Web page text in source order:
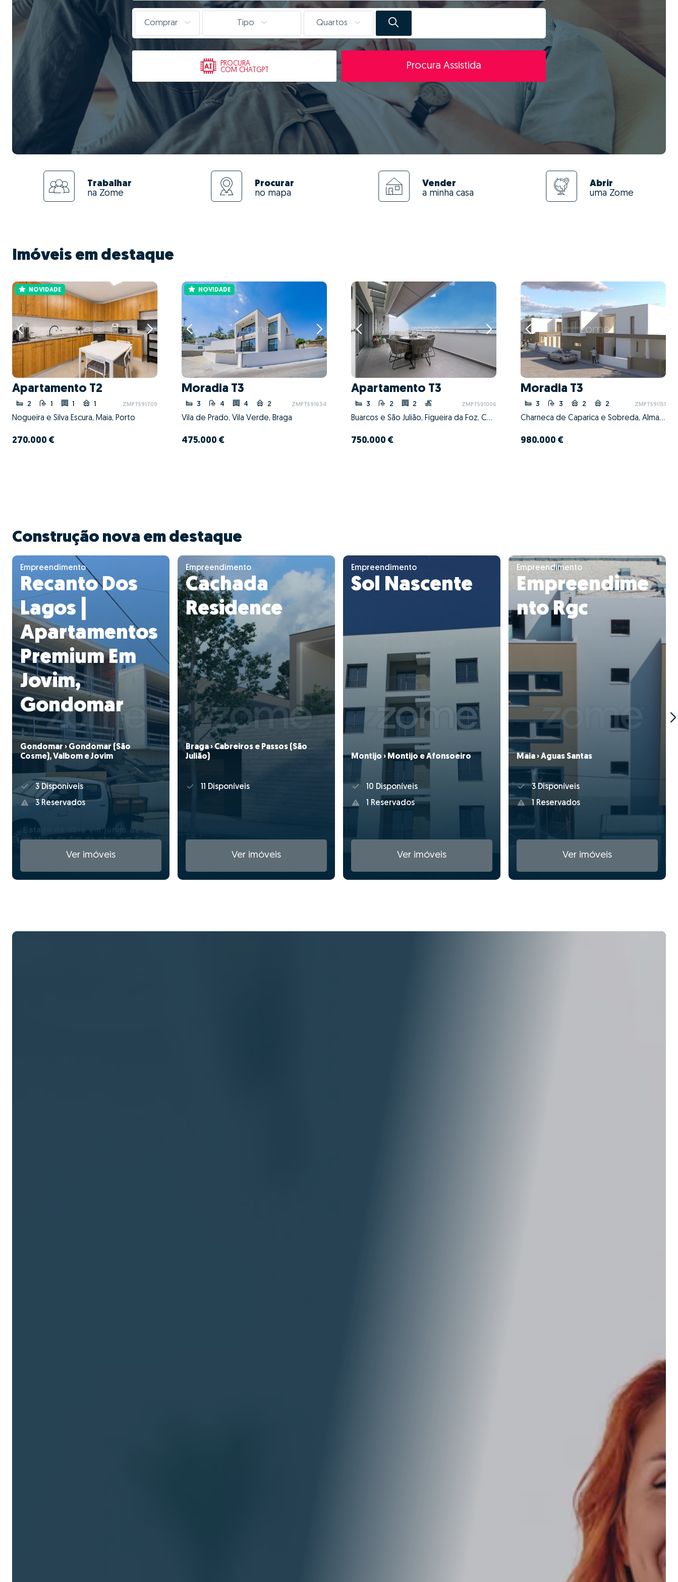
Comprar Tipo Quartos
PROCURA
COM CHATGPT
Procura Assistida
Trabalhar
na Zome
Procurar
no mapa
Vender
a minha casa
Abrir
uma Zome
Imóveis em destaque
NOVIDADE
Apartamento T2
2 1 1 1 ZMPT591709
Nogueira e Silva Escura, Maia, Porto
270.000 €
NOVIDADE
Moradia T3
3 4 4 2 ZMPT591634
Vila de Prado, Vila Verde, Braga
475.000 €
Apartamento T3
3 2 2 ZMPT591006
Buarcos e São Julião, Figueira da Foz, Coimbra
750.000 €
Moradia T3
3 3 2 2 ZMPT591151
Charneca de Caparica e Sobreda, Almada, Setúbal
980.000 €
Construção nova em destaque
Empreendimento
Recanto Dos
Lagos |
Apartamentos
Premium Em
Jovim,
Gondomar
Gondomar › Gondomar (São
Cosme), Valbom e Jovim
3 Disponíveis
3 Reservados
Ver imóveis
Empreendimento
Cachada
Residence
Braga › Cabreiros e Passos (São
Julião)
11 Disponíveis
Ver imóveis
Empreendimento
Sol Nascente
Montijo › Montijo e Afonsoeiro
10 Disponíveis
1 Reservados
Ver imóveis
Empreendimento
Empreendime
nto Rgc
Maia › Águas Santas
3 Disponíveis
1 Reservados
Ver imóveis